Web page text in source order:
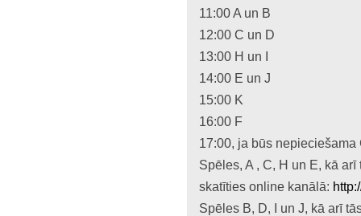
11:00 A un B
12:00 C un D
13:00 H un I
14:00 E un J
15:00 K
16:00 F
17:00, ja būs nepieciešama
Spēles, A , C, H un E, kā
skatīties online kanālā:
Spēles B, D, I un J, kā arī